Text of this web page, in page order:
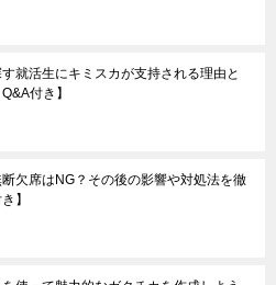
就活生にキミスカが支持される理由と
付き】
欠席はNG？その後の影響や対処法を徹
】